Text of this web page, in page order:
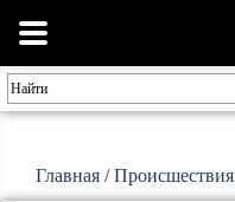
Главная /Происшествия